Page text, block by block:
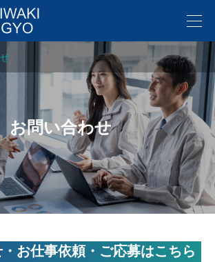
お問い合わせ
お仕事依頼・ご応募はこちら